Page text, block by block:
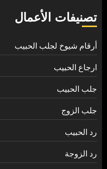
تصنيفات الأعمال
أرقام شيوخ لجلب الحبيب
ارجاع الحبيب
جلب الحبيب
جلب الزوج
رد الحبيب
رد الزوجة